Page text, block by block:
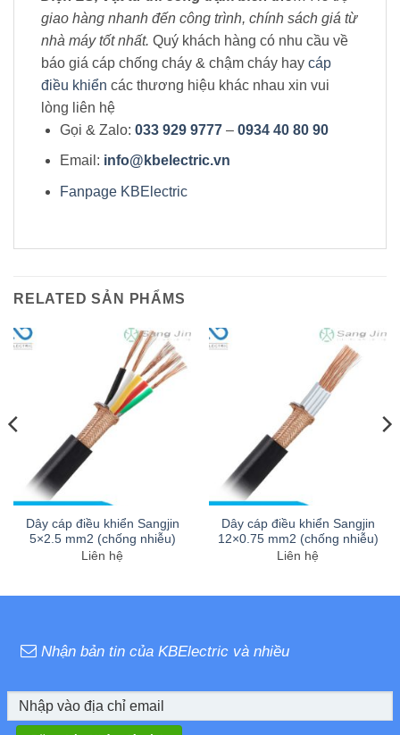
giao hàng nhanh đến công trình, chính sách giá từ
nhà máy tốt nhất. Quý khách hàng có nhu cầu về
báo giá cáp chống cháy & chậm cháy hay cáp
điều khiển các thương hiệu khác nhau xin vui
lòng liên hệ
Gọi & Zalo: 033 929 9777 – 0934 40 80 90
Email: info@kbelectric.vn
Fanpage KBElectric
RELATED SẢN PHẨMS
Dây cáp điều khiển Sangjin
5×2.5 mm2 (chống nhiễu)
Liên hệ
Dây cáp điều khiển Sangjin
12×0.75 mm2 (chống nhiễu)
Liên hệ
Nhận bản tin của KBElectric và nhiều